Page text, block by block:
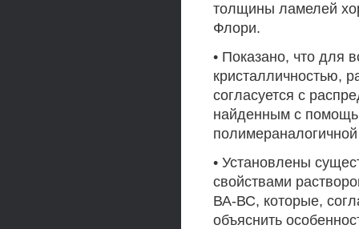
толщины ламелей
Флори.
• Показано, что для
кристалличностью,
согласуется с
найденным с
• Установлены
свойствами
ВА-ВС, которые,
объяснить